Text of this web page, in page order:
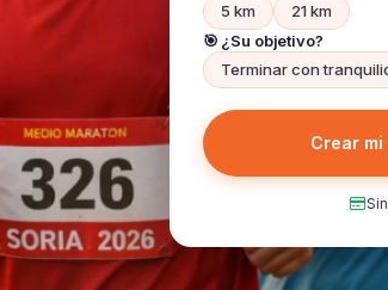
5 km
21 km
🎯 ¿Su objetivo?
Terminar con
Crear